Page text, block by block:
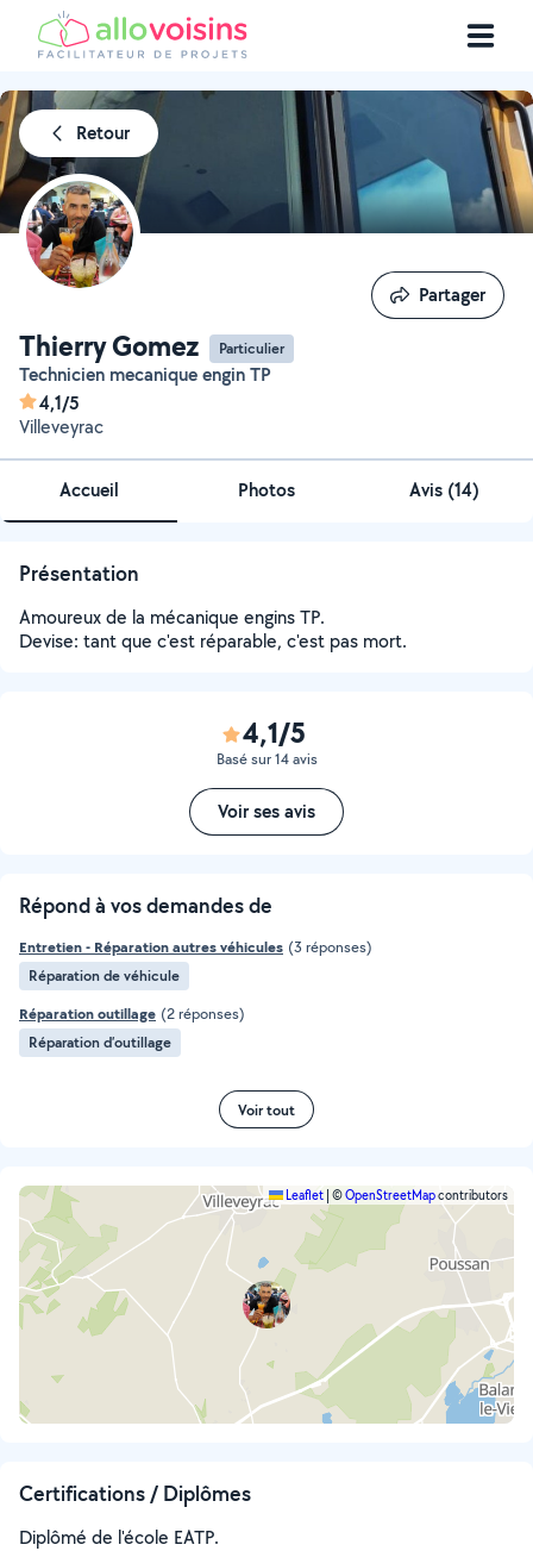
Retour
Thierry Gomez Particulier
Technicien mecanique engin TP
4,1/5
Villeveyrac
Partager
Partager
Accueil Photos Avis (14)
Présentation
Amoureux de la mécanique engins TP.
Devise: tant que c'est réparable, c'est pas mort.
4,1/5
Basé sur 14 avis
Voir ses avis
Répond à vos demandes de
Entretien - Réparation autres véhicules (3 réponses)
Réparation de véhicule
Réparation outillage (2 réponses)
Réparation d’outillage
Voir tout
Leaflet ©OpenStreetMapcontributors
Certifications / Diplômes
Diplômé de l'école EATP.